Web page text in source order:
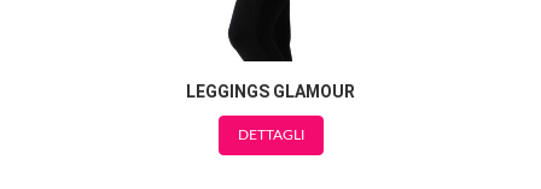
LEGGINGS GLAMOUR
DETTAGLI